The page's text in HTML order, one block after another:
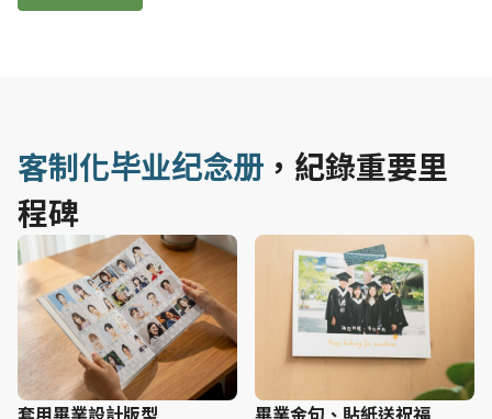
客制化毕业纪念册 ，紀錄重要里
程碑
套用畢業設計版型 畢業金句、貼紙送祝福